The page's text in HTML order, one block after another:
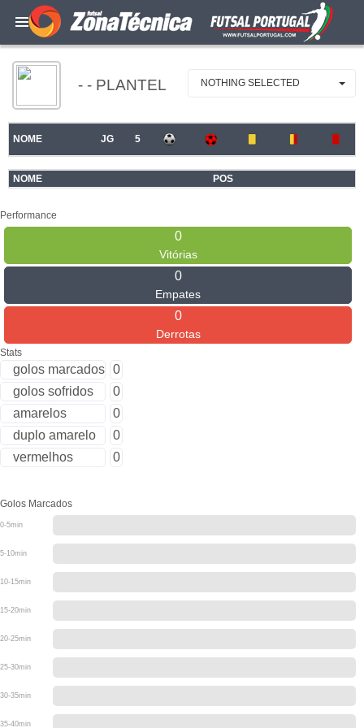
- - PLANTEL NOTHING SELECTED
NOME JG 5
NOME POS
Performance
0
Vitórias
0
Empates
0
Derrotas
Stats
golos marcados 0
golos sofridos
0
amarelos
0
duplo amarelo
0
vermelhos
0
Golos Marcados
0-5min
5-10min
10-15min
15-20min
20-25min
25-30min
30-35min
35-40min